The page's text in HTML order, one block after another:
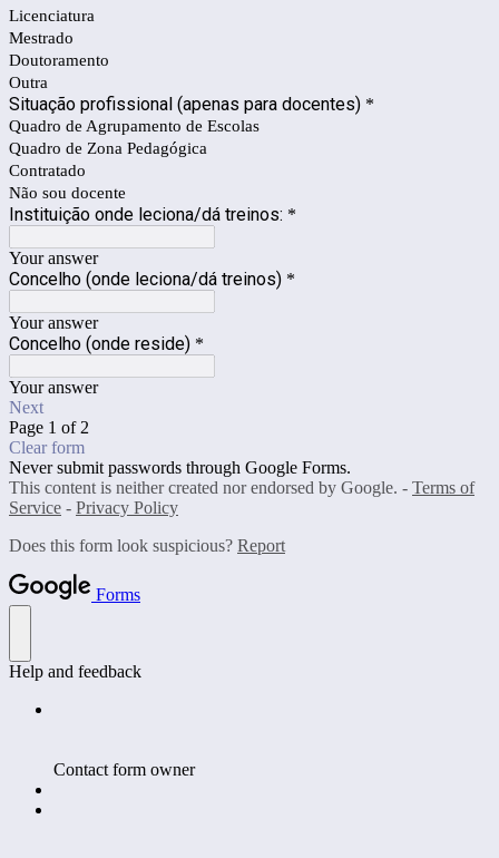
Licenciatura
Mestrado
Doutoramento
Outra
Situação profissional (apenas para docentes) *
Quadro de Agrupamento de Escolas
Quadro de Zona Pedagógica
Contratado
Não sou docente
Instituição onde leciona/dá treinos: *
Your answer
Concelho (onde leciona/dá treinos) *
Your answer
Concelho (onde reside) *
Your answer
Next
Page 1 of 2
Clear form
Never submit passwords through Google Forms.
This content is neither created nor endorsed by Google. - Terms of
Service - Privacy Policy
Does this form look suspicious? Report
Forms
Help and feedback
Contact form owner